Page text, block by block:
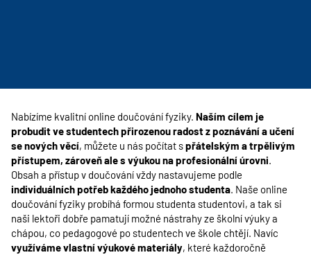
Nabízíme kvalitní online doučování fyziky. Naším cílem je
probudit ve studentech přirozenou radost z poznávání a učení
se nových věcí, můžete u nás počítat spřátelským a trpělivým
přístupem, zároveň ale s výukou na profesionální úrovni.
Obsah a přístup v doučování vždy nastavujeme podle
individuálních potřeb každého jednoho studenta. Naše online
doučování fyziky probíhá formou studenta studentovi, a tak si
naši lektoři dobře pamatují možné nástrahy ze školní výuky a
chápou, co pedagogové po studentech ve škole chtějí. Navíc
využíváme vlastní výukové materiály, které každoročně